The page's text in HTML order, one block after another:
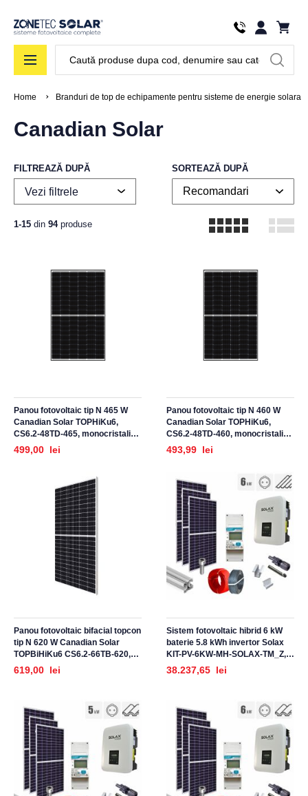
Home Branduri de top de echipamente pentru sisteme de energie solara
Canadian Solar
FILTREAZĂ DUPĂ
Vezi filtrele
1-15 din 94produse
SORTEAZĂ DUPĂ
Panou fotovoltaic tip N 465 W
Canadian Solar TOPHiKu6,
CS6.2-48TD-465, monocristalin,
half-cut, rama neagra, eficienta
23.3 %
499,00 lei
Panou fotovoltaic tip N 460 W
Canadian Solar TOPHiKu6,
CS6.2-48TD-460, monocristalin,
half-cut, rama neagra, eficienta
23.0 %
493,99 lei
Panou fotovoltaic bifacial topcon
tip N 620 W Canadian Solar
TOPBiHiKu6 CS6.2-66TB-620,
eficienta 23%, monocristalin
619,00 lei
Sistem fotovoltaic hibrid 6 kW
baterie 5.8 kWh invertor Solax
KIT-PV-6KW-MH-SOLAX-TM_Z,
monofazat, cu montaj, prindere
pentru acoperis tigla metalica
38.237,65 lei